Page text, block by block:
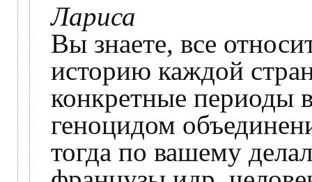
Лариса
Вы знаете, все
историю каждой
конкретные периоды
геноцидом
тогда по вашему